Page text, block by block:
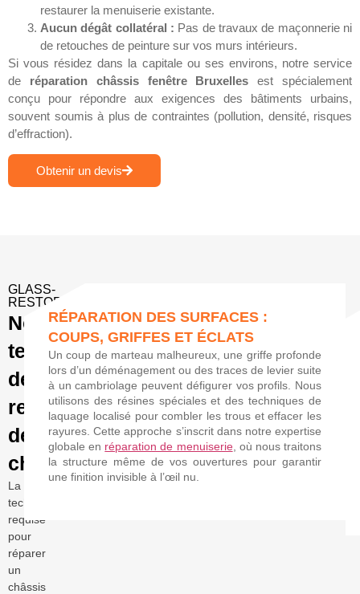
restaurer la menuiserie existante.
Aucun dégât collatéral : Pas de travaux de maçonnerie ni
de retouches de peinture sur vos murs intérieurs.
Si vous résidez dans la capitale ou ses environs, notre service
de réparation châssis fenêtre Bruxelles est spécialement
conçu pour répondre aux exigences des bâtiments urbains,
souvent soumis à plus de contraintes (pollution, densité, risques
d’effraction).
Obtenir un devis
GLASS-
RESTORE
Nos
techniques
de
restauration
de
châssis
La
technicité
requise
pour
réparer
un
châssis
RÉPARATION DES SURFACES :
COUPS, GRIFFES ET ÉCLATS
Un coup de marteau malheureux, une griffe profonde
lors d’un déménagement ou des traces de levier suite
à un cambriolage peuvent défigurer vos profils. Nous
utilisons des résines spéciales et des techniques de
laquage localisé pour combler les trous et effacer les
rayures. Cette approche s’inscrit dans notre expertise
globale en réparation de menuiserie, où nous traitons
la structure même de vos ouvertures pour garantir
une finition invisible à l’œil nu.